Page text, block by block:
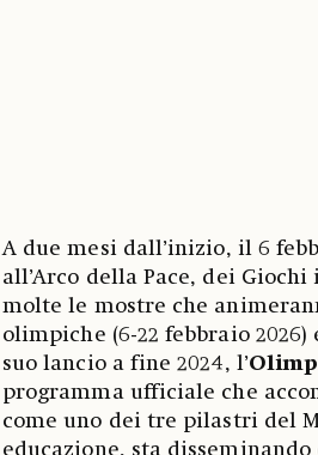
A due mesi dall’inizio, il 6
all’Arco della Pace, dei
molte le mostre che
olimpiche (6-22 febbraio 2026)
suo lancio a fine 2024, l’
programma ufficiale che
come uno dei tre pilastri del
educazione, sta